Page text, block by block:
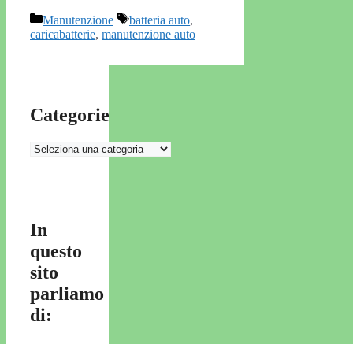
Categorie
Manutenzione Tag
batteria auto,
caricabatterie, manutenzione auto
Categorie
Categorie
In
questo
sito
parliamo
di: